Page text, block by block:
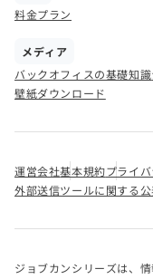
料金プラン
メディア
バックオフィスの基礎知識
壁紙ダウンロード
運営会社基本規約プライ
外部送信ツールに関する
ジョブカンシリーズは、